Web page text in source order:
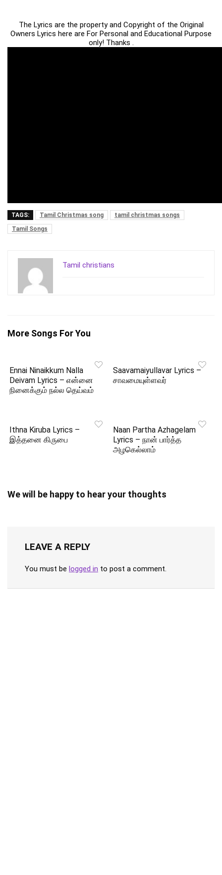
The Lyrics are the property and Copyright of the Original
Owners Lyrics here are For Personal and Educational Purpose
only! Thanks .
TAGS: Tamil Christmas song
tamil christmas songs
Tamil Songs
Tamil christians
More Songs For You
Ennai Ninaikkum Nalla
Deivam Lyrics – என்னை
நினைக்கும் நல்ல தெய்வம்
Saavamaiyullavar Lyrics –
சாவமையுள்ளவர்
Ithna Kiruba Lyrics –
இத்தனை கிருபை
Naan Partha Azhagelam
Lyrics – நான் பார்த்த
அழகெல்லாம்
We will be happy to hear your thoughts
LEAVE A REPLY
You must be logged in to post a comment.